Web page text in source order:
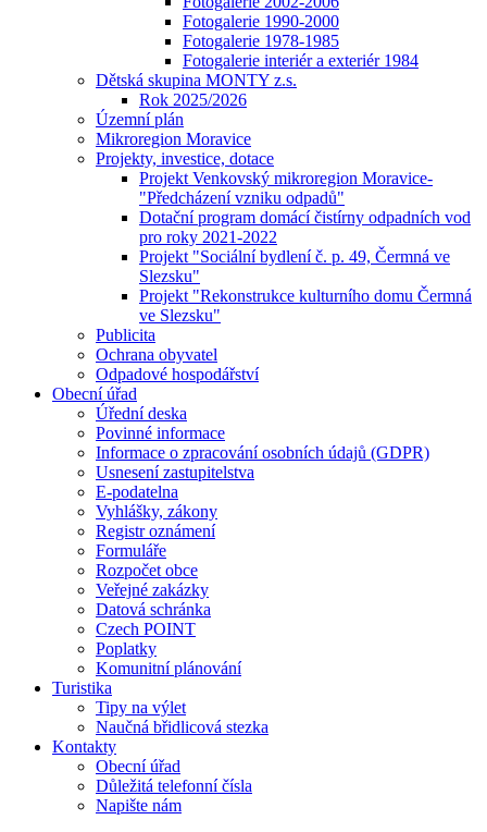
Fotogalerie 1990-2000
Fotogalerie 1978-1985
Fotogalerie interiér a exteriér 1984
Dětská skupina MONTY z.s.
Rok 2025/2026
Územní plán
Mikroregion Moravice
Projekty, investice, dotace
Projekt Venkovský mikroregion Moravice-
"Předcházení vzniku odpadů"
Dotační program domácí čistírny odpadních vod
pro roky 2021-2022
Projekt "Sociální bydlení č. p. 49, Čermná ve
Slezsku"
Projekt "Rekonstrukce kulturního domu Čermná
ve Slezsku"
Publicita
Ochrana obyvatel
Odpadové hospodářství
Obecní úřad
Úřední deska
Povinné informace
Informace o zpracování osobních údajů (GDPR)
Usnesení zastupitelstva
E-podatelna
Vyhlášky, zákony
Registr oznámení
Formuláře
Rozpočet obce
Veřejné zakázky
Datová schránka
Czech POINT
Poplatky
Komunitní plánování
Turistika
Tipy na výlet
Naučná břidlicová stezka
Kontakty
Obecní úřad
Důležitá telefonní čísla
Napište nám